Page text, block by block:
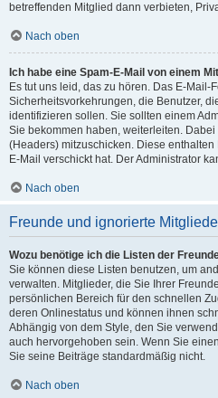
betreffenden Mitglied dann verbieten,
Nach oben
Ich habe eine Spam-E-Mail von einem
Es tut uns leid, das zu hören. Das E-Mail-
Sicherheitsvorkehrungen, die Benutzer,
identifizieren sollen. Sie sollten einem
Sie bekommen haben, weiterleiten.
(Headers) mitzuschicken. Diese
E-Mail verschickt hat. Der Administrator
Nach oben
Freunde und ignorierte
Wozu benötige ich die Listen der
Sie können diese Listen benutzen, um
verwalten. Mitglieder, die Sie Ihrer
persönlichen Bereich für den schnellen
deren Onlinestatus und können ihnen
Abhängig von dem Style, den Sie
auch hervorgehoben sein. Wenn Sie
Sie seine Beiträge standardmäßig nicht.
Nach oben